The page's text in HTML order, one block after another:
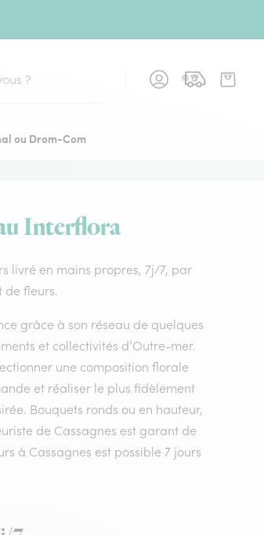
ou Drom-Com
Interflora
livré en mains propres, 7j/7, par
de fleurs.
grâce à son réseau de quelques
et collectivités d’Outre-mer.
une composition florale
et réaliser le plus fidèlement
Bouquets ronds ou en hauteur,
de Cassagnes est garant de
à Cassagnes est possible 7 jours